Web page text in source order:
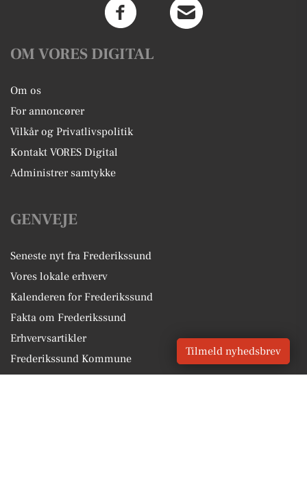
OM VORES DIGITAL
Om os
For annoncører
Vilkår og Privatlivspolitik
Kontakt VORES Digital
Administrer samtykke
GENVEJE
Seneste nyt fra Frederikssund
Vores lokale erhverv
Kalenderen for Frederikssund
Fakta om Frederikssund
Erhvervsartikler
Frederikssund Kommune
Tilmeld nyhedsbrev